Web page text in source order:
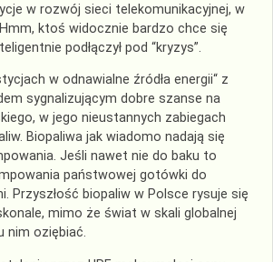
w rozwój sieci telekomunikacyjnej, w
ktoś widocznie bardzo chce się
podłączył pod “kryzys”.
w odnawialne źródła energii“ z
sygnalizującym dobre szanse na
w jego nieustannych zabiegach
Biopaliwa jak wiadomo nadają się
Jeśli nawet nie do baku to
państwowej gotówki do
Przyszłość biopaliw w Polsce rysuje się
mimo że świat w skali globalnej
nim oziębiać.